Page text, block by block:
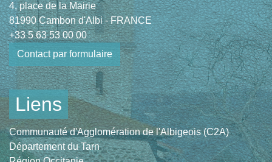
4, place de la Mairie
81990 Cambon d'Albi - FRANCE
+33 5 63 53 00 00
Contact par formulaire
Liens
Communauté d'Agglomération de l'Albigeois (C2A)
Département du Tarn